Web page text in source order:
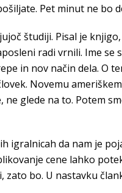
Pet minut ne bo
študiji. Pisal je
radi vrnili. Ime se
in nov način dela. O
Novemu
glede na to. Potem
igralnicah da nam je
cene lahko
bo. U nastavku